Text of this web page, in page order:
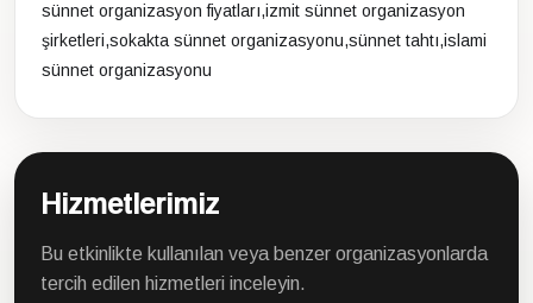
sünnet organizasyon fiyatları,izmit sünnet organizasyon
şirketleri,sokakta sünnet organizasyonu,sünnet tahtı,islami
sünnet organizasyonu
Hizmetlerimiz
Bu etkinlikte kullanılan veya benzer organizasyonlarda
tercih edilen hizmetleri inceleyin.